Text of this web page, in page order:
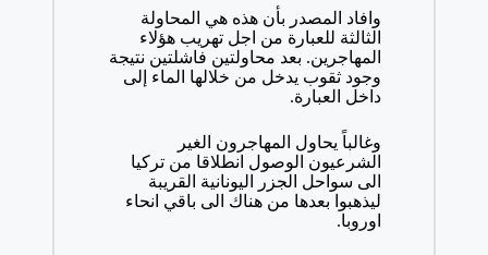
وافاد المصدر بأن هذه هي المحاولة
الثالثة للعبارة من اجل تهريب هؤلاء
المهاجرين. بعد محاولتين فاشلتين نتيجة
وجود ثقوب يدخل من خلالها الماء إلى
داخل العبارة.
وغالباً يحاول المهاجرون الغير
الشرعيون الوصول انطلاقا من تركيا
الى سواحل الجزر اليونانية القريبة
ليذهبوا بعدها من هناك الى باقي انحاء
اوروبا.